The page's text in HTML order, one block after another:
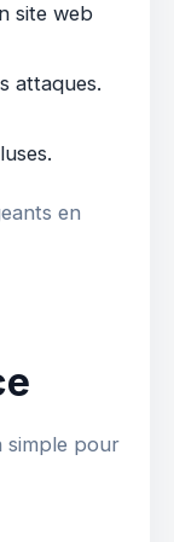
site web
attaques.
en
simple pour